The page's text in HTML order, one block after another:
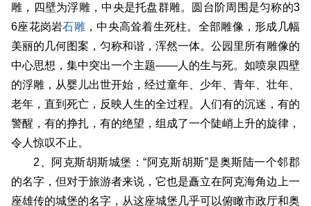
雕，四壁为浮雕，中央是托盘群雕。圆台阶周围是匀称的3
6座花岗岩石雕，中央高耸着生死柱。全部雕像，形成几幅
美丽的几何图案，匀称和谐，浑然一体。公园里所有雕像的
中心思想，集中突出一个主题――人的生与死。如喷泉四壁
的浮雕，从婴儿出世开始，经过童年、少年、青年、壮年、
老年，直到死亡，反映人生的全过程。人们有的沉迷，有的
警醒，有的挣扎，有的绝望，组成了一个陡峭上升的旋律，
令人惊叹不止。
2、阿克斯胡斯城堡：“阿克斯胡斯”是奥斯陆一个邻郡
的名字，但对于旅游者来说，它也是矗立在阿克海角边上一
座雄传的城堡的名字，从这座城堡几乎可以俯瞰市政厅和奥